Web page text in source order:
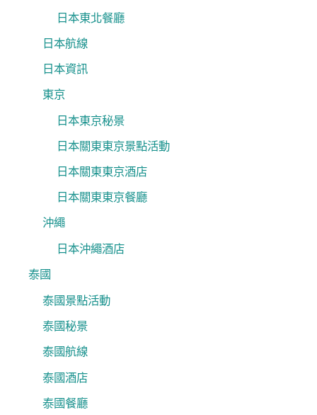
日本東北餐廳
日本航線
日本資訊
東京
日本東京秘景
日本關東東京景點活動
日本關東東京酒店
日本關東東京餐廳
沖繩
日本沖繩酒店
泰國
泰國景點活動
泰國秘景
泰國航線
泰國酒店
泰國餐廳